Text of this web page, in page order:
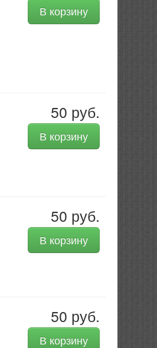
В корзину
50 руб.
В корзину
50 руб.
В корзину
50 руб.
В корзину